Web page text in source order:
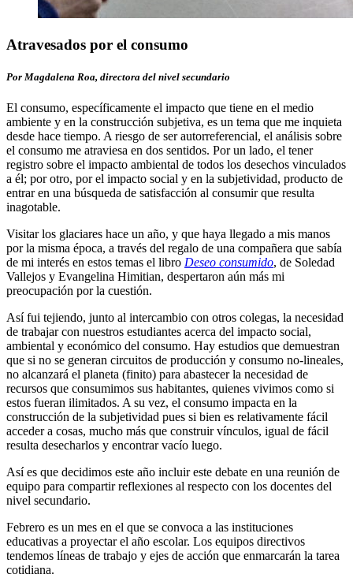
Atravesados por el consumo
Por Magdalena Roa, directora del nivel secundario
El consumo, específicamente el impacto que tiene en el medio
ambiente y en la construcción subjetiva, es un tema que me inquieta
desde hace tiempo. A riesgo de ser autorreferencial, el análisis sobre
el consumo me atraviesa en dos sentidos. Por un lado, el tener
registro sobre el impacto ambiental de todos los desechos vinculados
a él; por otro, por el impacto social y en la subjetividad, producto de
entrar en una búsqueda de satisfacción al consumir que resulta
inagotable.
Visitar los glaciares hace un año, y que haya llegado a mis manos
por la misma época, a través del regalo de una compañera que sabía
de mi interés en estos temas el libro Deseo consumido, de Soledad
Vallejos y Evangelina Himitian, despertaron aún más mi
preocupación por la cuestión.
Así fui tejiendo, junto al intercambio con otros colegas, la necesidad
de trabajar con nuestros estudiantes acerca del impacto social,
ambiental y económico del consumo. Hay estudios que demuestran
que si no se generan circuitos de producción y consumo no-lineales,
no alcanzará el planeta (finito) para abastecer la necesidad de
recursos que consumimos sus habitantes, quienes vivimos como si
estos fueran ilimitados. A su vez, el consumo impacta en la
construcción de la subjetividad pues si bien es relativamente fácil
acceder a cosas, mucho más que construir vínculos, igual de fácil
resulta desecharlos y encontrar vacío luego.
Así es que decidimos este año incluir este debate en una reunión de
equipo para compartir reflexiones al respecto con los docentes del
nivel secundario.
Febrero es un mes en el que se convoca a las instituciones
educativas a proyectar el año escolar. Los equipos directivos
tendemos líneas de trabajo y ejes de acción que enmarcarán la tarea
cotidiana.